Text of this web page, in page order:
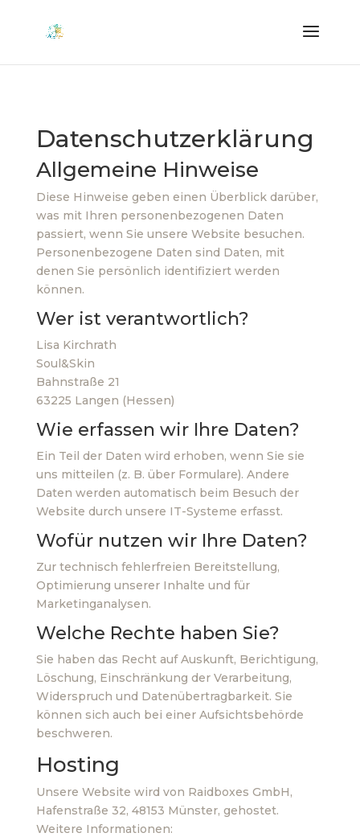
Datenschutzerklärung
Allgemeine Hinweise
Diese Hinweise geben einen Überblick darüber,
was mit Ihren personenbezogenen Daten
passiert, wenn Sie unsere Website besuchen.
Personenbezogene Daten sind Daten, mit
denen Sie persönlich identifiziert werden
können.
Wer ist verantwortlich?
Lisa Kirchrath
Soul&Skin
Bahnstraße 21
63225 Langen (Hessen)
Wie erfassen wir Ihre Daten?
Ein Teil der Daten wird erhoben, wenn Sie sie
uns mitteilen (z. B. über Formulare). Andere
Daten werden automatisch beim Besuch der
Website durch unsere IT-Systeme erfasst.
Wofür nutzen wir Ihre Daten?
Zur technisch fehlerfreien Bereitstellung,
Optimierung unserer Inhalte und für
Marketinganalysen.
Welche Rechte haben Sie?
Sie haben das Recht auf Auskunft, Berichtigung,
Löschung, Einschränkung der Verarbeitung,
Widerspruch und Datenübertragbarkeit. Sie
können sich auch bei einer Aufsichtsbehörde
beschweren.
Hosting
Unsere Website wird von Raidboxes GmbH,
Hafenstraße 32, 48153 Münster, gehostet.
Weitere Informationen: